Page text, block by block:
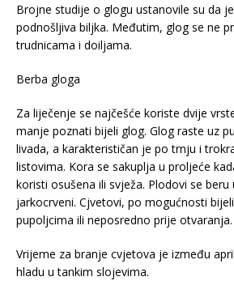
Brojne studije o glogu ustanovile su da
podnošljiva biljka. Međutim, glog se ne
trudnicama i doiljama.
Berba gloga
Za liječenje se najčešće koriste dvije
manje poznati bijeli glog. Glog raste uz
livada, a karakterističan je po trnju i
listovima. Kora se sakuplja u proljeće
koristi osušena ili svježa. Plodovi se beru
jarkocrveni. Cjvetovi, po mogućnosti
pupoljcima ili neposredno prije otvaranja.
Vrijeme za branje cvjetova je između
hladu u tankim slojevima.